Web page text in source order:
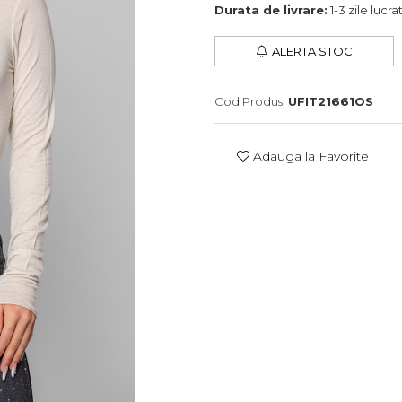
Durata de livrare: 1-3 zile
ALERTA STOC
Cod Produs: UFIT21661OS
Adauga la Favorite